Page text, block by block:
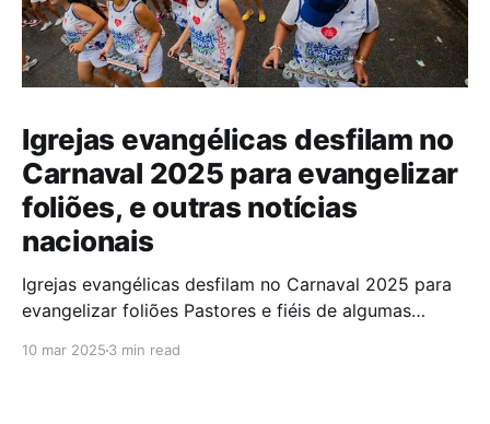
Igrejas evangélicas desfilam no
Carnaval 2025 para evangelizar
foliões, e outras notícias
nacionais
Igrejas evangélicas desfilam no Carnaval 2025 para
evangelizar foliões Pastores e fiéis de algumas
10 mar 2025 3 min read